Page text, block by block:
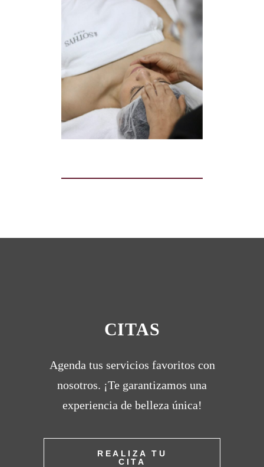
CITAS
Agenda tus servicios favoritos con
nosotros. ¡Te garantizamos una
experiencia de belleza única!
REALIZA TU
CITA